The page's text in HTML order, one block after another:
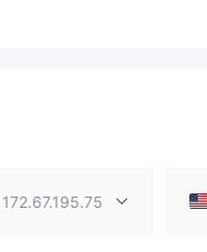
172.67.195.75